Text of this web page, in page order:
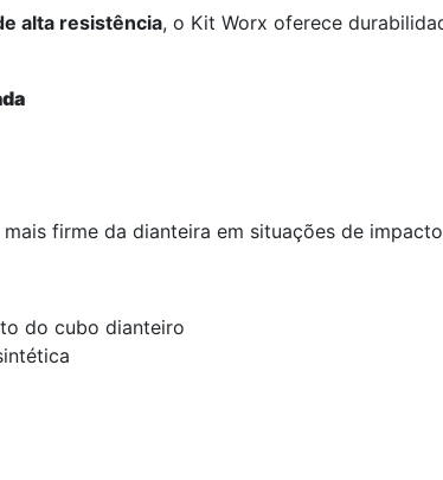
alta resistência, o Kit Worx oferece
firme da dianteira em situações de
do cubo dianteiro